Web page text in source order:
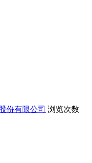
份有限公司 浏览次数